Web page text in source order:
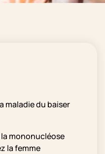
maladie du baiser
mononucléose
la femme